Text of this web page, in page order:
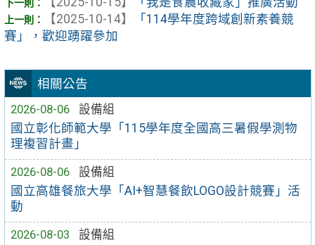
相關公告
2026-08-06
設備組
國立彰化師範大學「115學年度全國高三暑假學測物
理複習計畫」
2026-08-06
設備組
國立高雄餐旅大學「AI+智慧餐飲LOGO設計競賽」活
動
2026-08-03
設備組
【2025-10-14】
「114學年度跨域創新素養競
賽」，歡迎踴躍參加